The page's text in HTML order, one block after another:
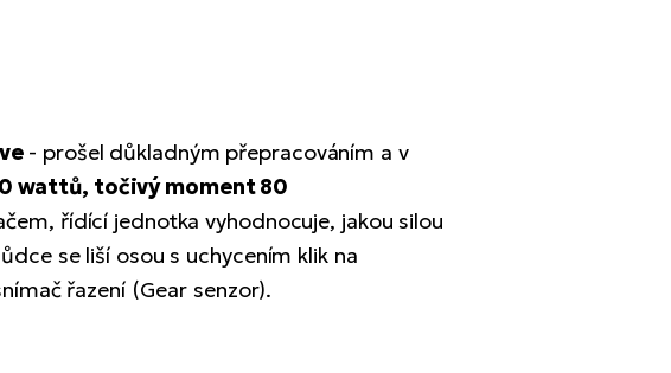
- prošel důkladným přepracováním a v
wattů, točivý moment 80
řídící jednotka vyhodnocuje, jakou silou
se liší osou s uchycením klik na
řazení (Gear senzor).